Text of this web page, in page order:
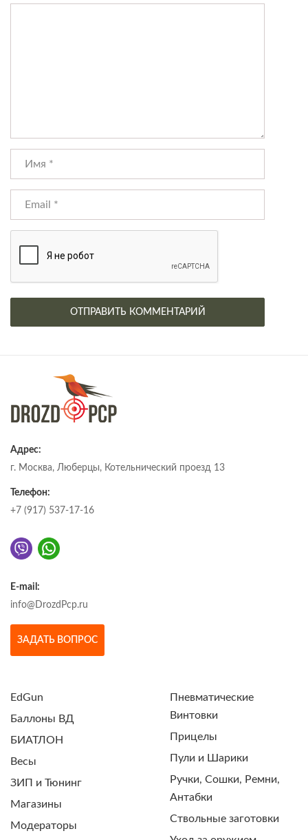
Адрес:
г. Москва, Люберцы, Котельнический проезд 13
Телефон:
+7 (917) 537-17-16
E-mail:
info@DrozdPcp.ru
ЗАДАТЬ ВОПРОС
EdGun
Баллоны ВД
БИАТЛОН
Весы
ЗИП и Тюнинг
Магазины
Модераторы
Пневматические
Винтовки
Прицелы
Пули и Шарики
Ручки, Сошки, Ремни,
Антабки
Ствольные заготовки